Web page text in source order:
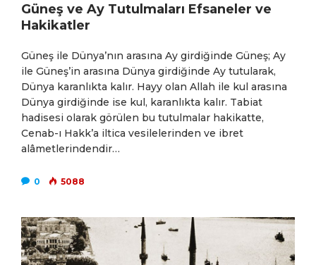
Güneş ve Ay Tutulmaları Efsaneler ve
Hakikatler
Güneş ile Dünya’nın arasına Ay girdiğinde Güneş; Ay
ile Güneş’in arasına Dünya girdiğinde Ay tutularak,
Dünya karanlıkta kalır. Hayy olan Allah ile kul arasına
Dünya girdiğinde ise kul, karanlıkta kalır. Tabiat
hadisesi olarak görülen bu tutulmalar hakikatte,
Cenab-ı Hakk’a iltica vesilelerinden ve ibret
alâmetlerindendir…
0 5088